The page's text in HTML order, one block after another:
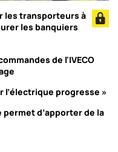
les transporteurs à
les banquiers
de l'IVECO
l’électrique progresse »
d’apporter de la